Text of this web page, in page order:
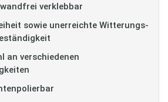
verklebbar
sowie unerreichte Witterungs-
an verschiedenen